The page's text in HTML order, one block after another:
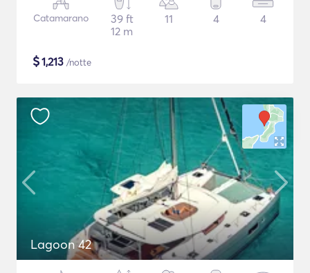
Catamarano
39 ft
12 m
11 4 4
$1,213 /notte
Lagoon 42